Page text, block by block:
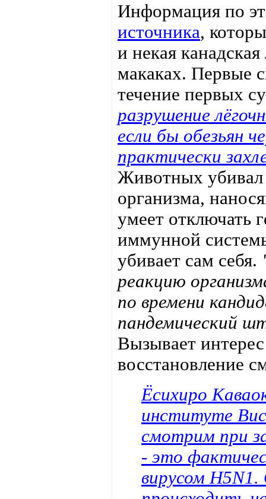
Информация по
источника,
и некая
макаках. Первые
течение первых
разрушение
если бы обезьян
практически
Животных убивал
организма,
умеет отключать
иммунной
убивает сам себя.
реакцию
по времени
пандемический
Вызывает
восстановление
Ёсихиро
институте
смотрим при
- это
вирусом